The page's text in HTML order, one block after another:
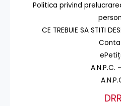
Politica privind
CE TREBUIE SA STITI
A.N.P.C.
DRR